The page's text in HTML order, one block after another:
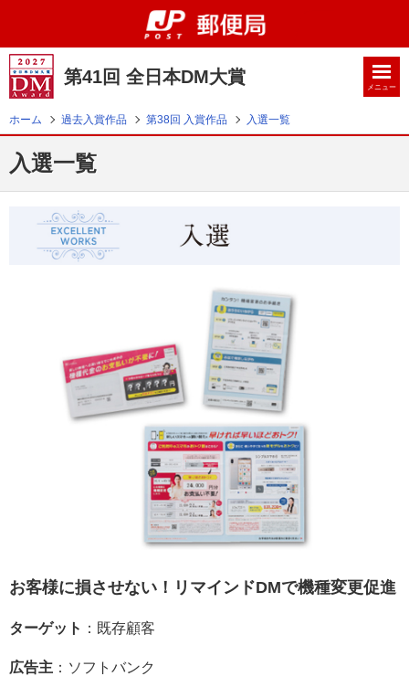
第41回 全日本DM大賞
メニュー
トップ
お知らせ
応募概要
過去入賞作品
ホーム 過去入賞作品 第38回 入賞作品 入選一覧
入選一覧
お客様に損させない！リマインドDMで機種変更促進
ターゲット ：既存顧客
広告主 ：ソフトバンク